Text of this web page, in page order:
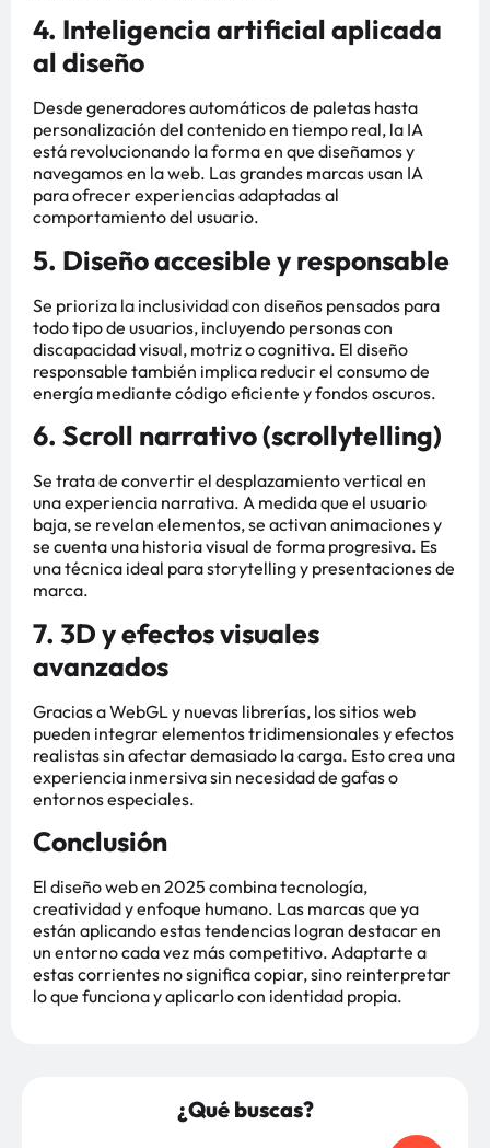
4. Inteligencia artificial aplicada
al diseño
Desde generadores automáticos de paletas hasta
personalización del contenido en tiempo real, la IA
está revolucionando la forma en que diseñamos y
navegamos en la web. Las grandes marcas usan IA
para ofrecer experiencias adaptadas al
comportamiento del usuario.
5. Diseño accesible y responsable
Se prioriza la inclusividad con diseños pensados para
todo tipo de usuarios, incluyendo personas con
discapacidad visual, motriz o cognitiva. El diseño
responsable también implica reducir el consumo de
energía mediante código eficiente y fondos oscuros.
6. Scroll narrativo (scrollytelling)
Se trata de convertir el desplazamiento vertical en
una experiencia narrativa. A medida que el usuario
baja, se revelan elementos, se activan animaciones y
se cuenta una historia visual de forma progresiva. Es
una técnica ideal para storytelling y presentaciones de
marca.
7. 3D y efectos visuales
avanzados
Gracias a WebGL y nuevas librerías, los sitios web
pueden integrar elementos tridimensionales y efectos
realistas sin afectar demasiado la carga. Esto crea una
experiencia inmersiva sin necesidad de gafas o
entornos especiales.
Conclusión
El diseño web en 2025 combina tecnología,
creatividad y enfoque humano. Las marcas que ya
están aplicando estas tendencias logran destacar en
un entorno cada vez más competitivo. Adaptarte a
estas corrientes no significa copiar, sino reinterpretar
lo que funciona y aplicarlo con identidad propia.
¿Qué buscas?